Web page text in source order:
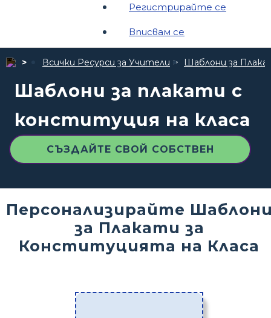
Регистрирайте се
Вписвам се
Всички Ресурси за Учители Шаблони за
Шаблони за плакати с
конституция на класа
СЪЗДАЙТЕ СВОЙ СОБСТВЕН
Персонализирайте
за Плакати за
Конституцията на Класа